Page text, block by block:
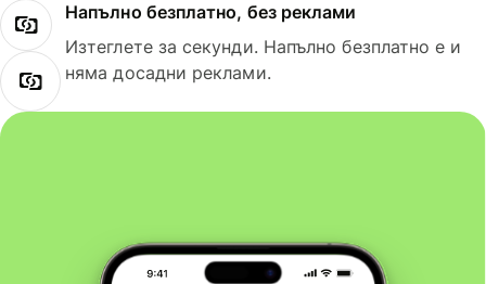
Напълно безплатно, без реклами
Изтеглете за секунди. Напълно безплатно е и
няма досадни реклами.